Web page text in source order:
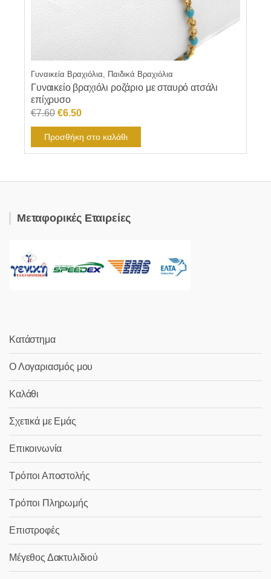
Γυναικεία Βραχιόλια, Παιδικά Βραχιόλια
Γυναικείο βραχιόλι ροζάριο με σταυρό ατσάλι
επίχρυσο
€7.60 Original
price
was:
€7.60.
€6.50Η
τρέχουσα
τιμή
είναι:
Προσθήκη στο καλάθι
Μεταφορικές Εταιρείες
Κατάστημα
Ο Λογαριασμός μου
Καλάθι
Σχετικά με Εμάς
Επικοινωνία
Τρόποι Αποστολής
Τρόποι Πληρωμής
Επιστροφές
Μέγεθος Δακτυλιδιού